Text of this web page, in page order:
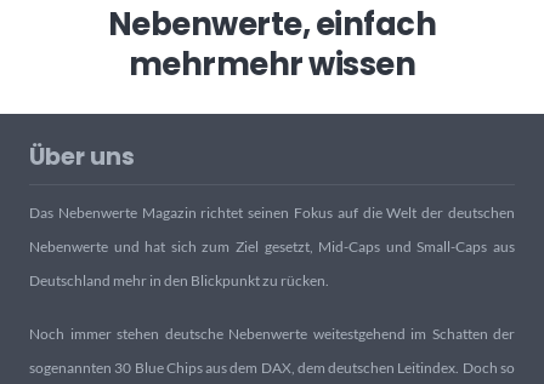
Nebenwerte, einfach
mehrmehr wissen
Über uns
Das Nebenwerte Magazin richtet seinen Fokus auf die Welt der deutschen
Nebenwerte und hat sich zum Ziel gesetzt, Mid-Caps und Small-Caps aus
Deutschland mehr in den Blickpunkt zu rücken.
Noch immer stehen deutsche Nebenwerte weitestgehend im Schatten der
sogenannten 30 Blue Chips aus dem DAX, dem deutschen Leitindex. Doch so